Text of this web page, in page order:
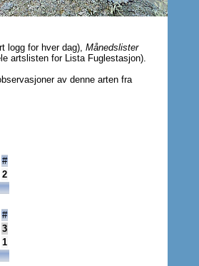
logg for hver dag), Månedslister
artslisten for Lista Fuglestasjon).
av denne arten fra
#
2
#
3
1